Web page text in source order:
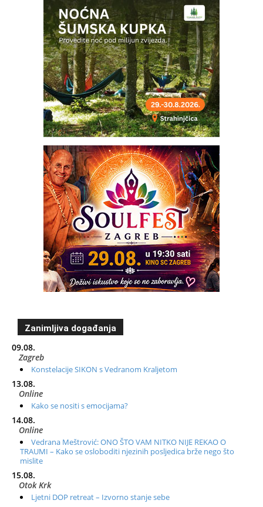
Zanimljiva događanja
09.08.
Zagreb
Konstelacije SIKON s Vedranom Kraljetom
13.08.
Online
Kako se nositi s emocijama?
14.08.
Online
Vedrana Meštrović: ONO ŠTO VAM NITKO NIJE REKAO O
TRAUMI – Kako se osloboditi njezinih posljedica brže nego što
mislite
15.08.
Otok Krk
Ljetni DOP retreat – Izvorno stanje sebe